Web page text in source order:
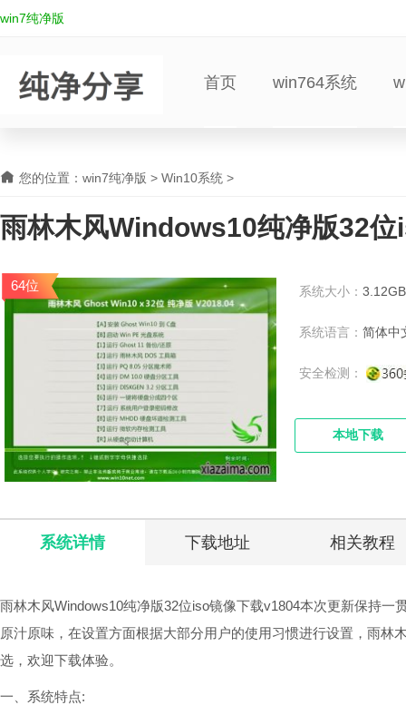
win7纯净版
首页 win764系统
您的位置： win7纯净版 > Win10系统 >
雨林木风Windows10纯净版32
64位 系统大小： 3.12GB
系统语言： 简体中
安全检测：
本地下载
系统详情 下载地址 相关教程
雨林木风Windows10纯净版32位iso镜像下载v1804本次更新保持
原汁原味，在设置方面根据大部分用户的使用习惯进行设置，雨林
选，欢迎下载体验。
一、系统特点: